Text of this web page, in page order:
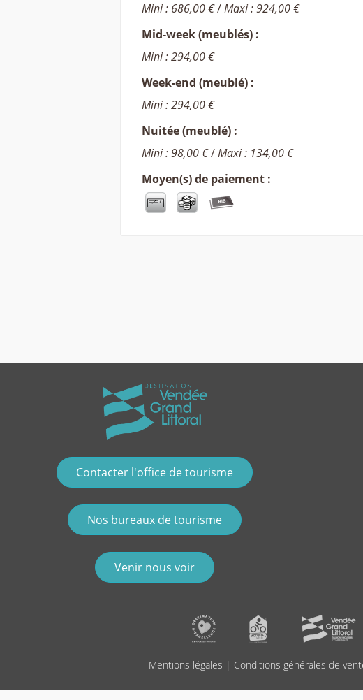
Mini : 686,00 €/Maxi : 924,00 €
Mid-week (meublés) :
Mini : 294,00 €
Week-end (meublé) :
Mini : 294,00 €
Nuitée (meublé) :
Mini : 98,00 €/Maxi : 134,00 €
Moyen(s) de paiement :
Contacter l'office de tourisme
Nos bureaux de tourisme
Venir nous voir
Mentions légales | Conditions générales de